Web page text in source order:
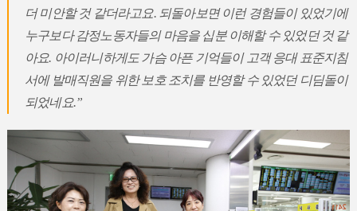
더 미안할 것 같더라고요. 되돌아보면 이런 경험들이 있었기에
누구보다 감정노동자들의 마음을 십분 이해할 수 있었던 것 같
아요. 아이러니하게도 가슴 아픈 기억들이 고객 응대 표준지침
서에 발매직원을 위한 보호 조치를 반영할 수 있었던 디딤돌이
되었네요.”